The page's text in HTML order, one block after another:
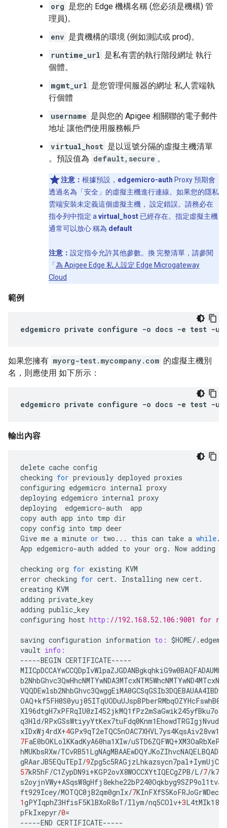
org 是您的 Edge 機構名稱 (您必須是機構) 管
理員)。
env 是貴機構的環境 (例如測試或 prod)。
runtime_url 是私有雲的執行階段網址 執行
個體。
mgmt_url 是您管理伺服器的網址 私人雲端執
行個體
username 是與您的 Apigee 相關聯的電子郵件
地址 讓他們使用服務帳戶
virtual_host 是以逗號分隔的虛擬主機清單
。預設值為 default,secure 。
注意： 根據預設， edgemicro-auth Proxy 預期會
透過名為「安全」 的虛擬主機進行連線。如果您的隱私
雲端安裝未定義這個虛擬主機， 設定錯誤。請務必在
指令列中指定 a virtual_host 已經存在。指定虛擬主機
通常可以放心 稱為 default
注意： 設定指令允許其他參數。換 完整清單，請參閱
「 為 Apigee Edge 私人設定 Edge Microgateway
Cloud
範例
edgemicro private configure -o docs -e test -u
如果您擁有 myorg-test.mycompany.com 的虛擬主機別
名，則應使用 如下所示：
edgemicro private configure -o docs -e test -u
輸出內容
delete cache config
checking for previously deployed proxies
configuring edgemicro internal proxy
deploying edgemicro internal proxy
deploying
edgemicro-auth
app
copy auth app into tmp dir
copy config into tmp deer
Give me a minute or two ... this can take a while
App edgemicro-auth added to your org . Now adding
checking org for existing KVM
error checking for cert. Installing new cert.
creating KVM
adding private_key
adding public_key
configuring host http: //192.168.52.106:9001 for
saving configuration information to: $HOME/ .
vault info:
-----BEGIN CERTIFICATE-----
OAQ+
q3Hld/
xIDxWj4rdX+4
7FaE0bOKLolKKadKyA60ha1XIw/uSTD6ZQFWQ+
hMUKbsRXw/
gRAarJB5EQuTEpI/9Zpg5c5RAGjzLhkazsycn7pal+
57kR5hF/C1ZypDN9i+KGP2ovX8WOCCXYtIQECgZPB/L/7/
s2oyjnVWy+
ft929Icey/MOTQC0jB2qm0gnIx/7
1gPYIqphZ3HfisF5KlBXoR8oT/Ilym/nq5COlv+3
pFkIxepyr/0=
-----END CERTIFICATE-----